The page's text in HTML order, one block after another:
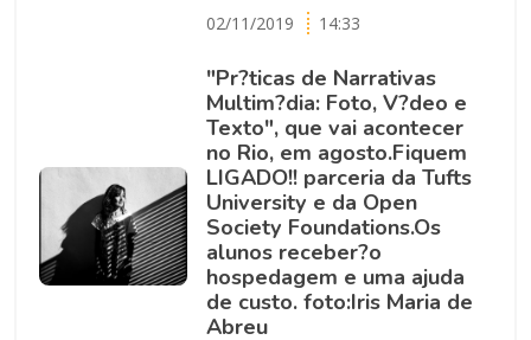
02/11/2019 14:33
"Pr?ticas de Narrativas
Multim?dia: Foto, V?deo e
Texto", que vai acontecer
no Rio, em agosto.Fiquem
LIGADO!! parceria da Tufts
University e da Open
Society Foundations.Os
alunos receber?o
hospedagem e uma ajuda
de custo. foto:Iris Maria de
Abreu